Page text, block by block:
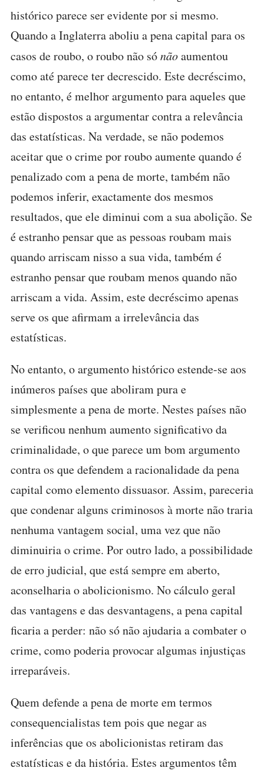
histórico parece ser evidente por si mesmo.
Quando a Inglaterra aboliu a pena capital para os
casos de roubo, o roubo não sónãoaumentou
como até parece ter decrescido. Este decréscimo,
no entanto, é melhor argumento para aqueles que
estão dispostos a argumentar contra a relevância
das estatísticas. Na verdade, se não podemos
aceitar que o crime por roubo aumente quando é
penalizado com a pena de morte, também não
podemos inferir, exactamente dos mesmos
resultados, que ele diminui com a sua abolição. Se
é estranho pensar que as pessoas roubam mais
quando arriscam nisso a sua vida, também é
estranho pensar que roubam menos quando não
arriscam a vida. Assim, este decréscimo apenas
serve os que afirmam a irrelevância das
estatísticas.
No entanto, o argumento histórico estende-se aos
inúmeros países que aboliram pura e
simplesmente a pena de morte. Nestes países não
se verificou nenhum aumento significativo da
criminalidade, o que parece um bom argumento
contra os que defendem a racionalidade da pena
capital como elemento dissuasor. Assim, pareceria
que condenar alguns criminosos à morte não traria
nenhuma vantagem social, uma vez que não
diminuiria o crime. Por outro lado, a possibilidade
de erro judicial, que está sempre em aberto,
aconselharia o abolicionismo. No cálculo geral
das vantagens e das desvantagens, a pena capital
ficaria a perder: não só não ajudaria a combater o
crime, como poderia provocar algumas injustiças
irreparáveis.
Quem defende a pena de morte em termos
consequencialistas tem pois que negar as
inferências que os abolicionistas retiram das
estatísticas e da história. Estes argumentos têm